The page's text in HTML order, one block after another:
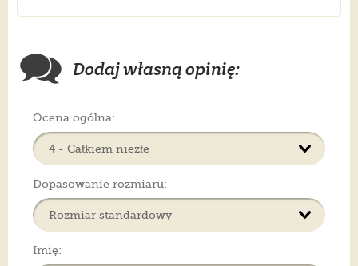
Dodaj własną opinię:
Ocena ogólna:
Dopasowanie rozmiaru:
Imię: